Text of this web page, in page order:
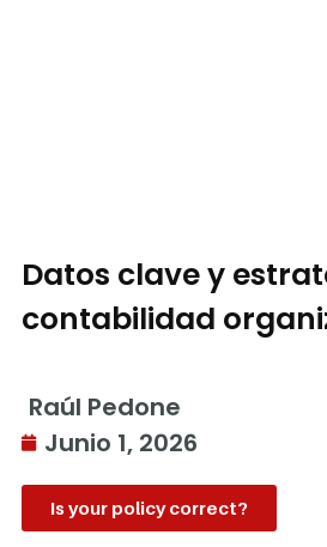
Datos clave y
contabilidad
Raúl Pedone
Junio 1, 2026
Is your policy correct?